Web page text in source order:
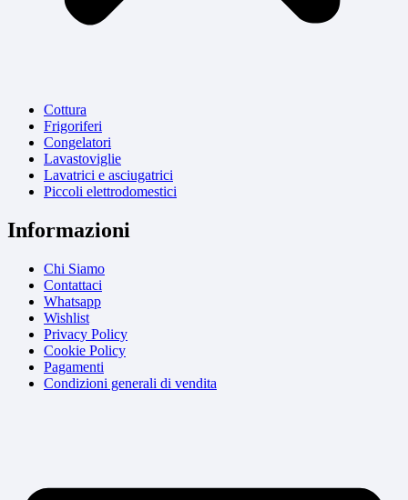
Cottura
Frigoriferi
Congelatori
Lavastoviglie
Lavatrici e asciugatrici
Piccoli elettrodomestici
Informazioni
Chi Siamo
Contattaci
Whatsapp
Wishlist
Privacy Policy
Cookie Policy
Pagamenti
Condizioni generali di vendita